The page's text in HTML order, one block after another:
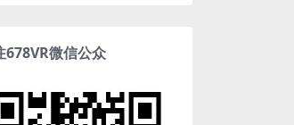
678VR微信公众